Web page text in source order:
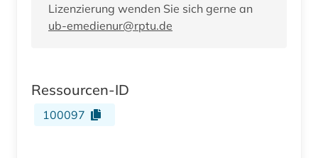
Lizenzierung wenden Sie sich gerne an
ub-emedienur@rptu.de
Ressourcen-ID
100097